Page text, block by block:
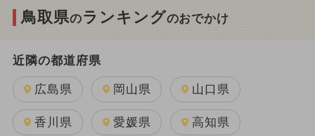
鳥取県のランキングのおでかけ
近隣の都道府県
広島県 岡山県 山口県
香川県 愛媛県 高知県